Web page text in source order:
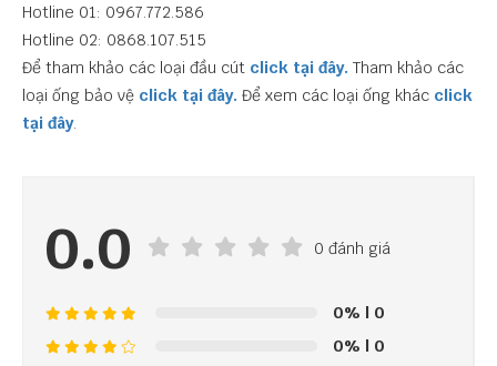
Hotline 01: 0967.772.586
Hotline 02: 0868.107.515
Để tham khảo các loại đầu cút click tại đây. Tham khảo các
loại ống bảo vệ click tại đây. Để xem các loại ống khác click
tại đây.
0.0 0 đánh giá
0% | 0
0% | 0